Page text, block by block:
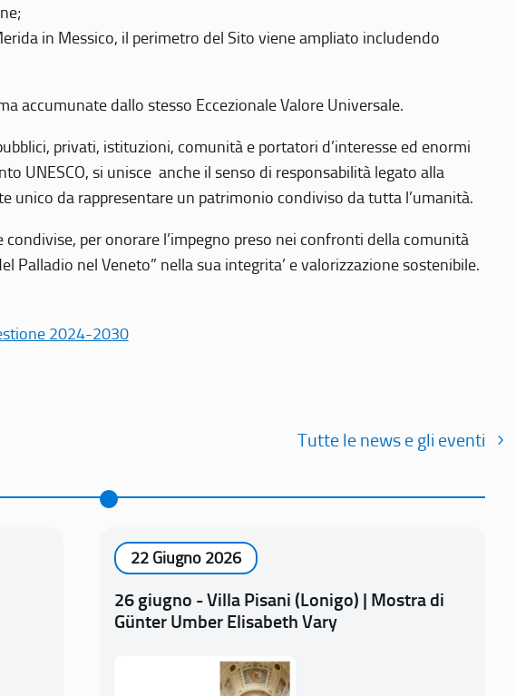
in Messico, il perimetro del Sito viene ampliato includendo
accumunate dallo stesso Eccezionale Valore Universale.
privati, istituzioni, comunità e portatori d’interesse ed enormi
UNESCO, si unisce anche il senso di responsabilità legato alla
da rappresentare un patrimonio condiviso da tutta l’umanità.
per onorare l’impegno preso nei confronti della comunità
Palladio nel Veneto” nella sua integrita’ e valorizzazione sostenibile.
2024-2030
Tutte le news e gli eventi
22 Giugno 2026
26 giugno - Villa Pisani (Lonigo) | Mostra di
Günter Umber Elisabeth Vary